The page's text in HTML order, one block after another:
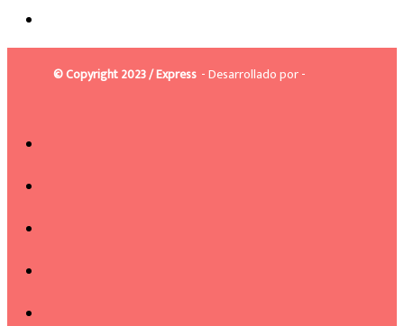
© Copyright 2023 / Express - Desarrollado por -